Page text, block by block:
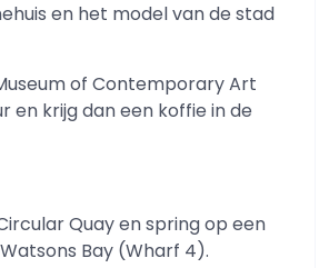
en het model van de stad
of Contemporary Art
en krijg dan een koffie in de
Quay en spring op een
Bay (Wharf 4).